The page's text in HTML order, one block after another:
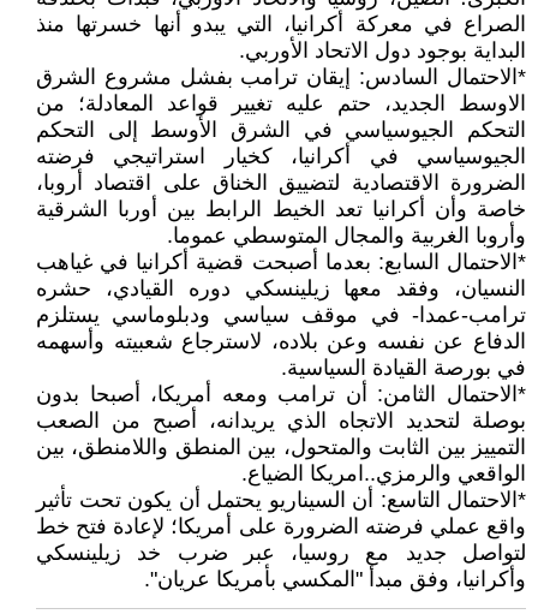
الصراع في معركة أكرانيا، التي يبدو أنها خسرتها منذ
البداية بوجود دول الاتحاد الأوربي.
*الاحتمال السادس: إيقان ترامب بفشل مشروع الشرق
الاوسط الجديد، حتم عليه تغيير قواعد المعادلة؛ من
التحكم الجيوسياسي في الشرق الأوسط إلى التحكم
الجيوسياسي في أكرانيا، كخيار استراتيجي فرضته
الضرورة الاقتصادية لتضييق الخناق على اقتصاد أروبا،
خاصة وأن أكرانيا تعد الخيط الرابط بين أوربا الشرقية
وأروبا الغربية والمجال المتوسطي عموما.
*الاحتمال السابع: بعدما أصبحت قضية أكرانيا في غياهب
النسيان، وفقد معها زيلينسكي دوره القيادي، حشره
ترامب-عمدا- في موقف سياسي ودبلوماسي يستلزم
الدفاع عن نفسه وعن بلاده، لاسترجاع شعبيته وأسهمه
في بورصة القيادة السياسية.
*الاحتمال الثامن: أن ترامب ومعه أمريكا، أصبحا بدون
بوصلة لتحديد الاتجاه الذي يريدانه، أصبح من الصعب
التمييز بين الثابت والمتحول، بين المنطق واللامنطق، بين
الواقعي والرمزي..امريكا الضياع.
*الاحتمال التاسع: أن السيناريو يحتمل أن يكون تحت تأثير
واقع عملي فرضته الضرورة على أمريكا؛ لإعادة فتح خط
لتواصل جديد مع روسيا، عبر ضرب خد زيلينسكي
وأكرانيا، وفق مبدأ "المكسي بأمريكا عريان".